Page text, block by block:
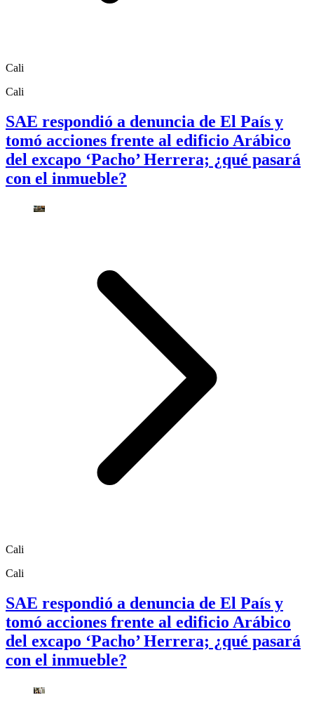
Cali
Cali
SAE respondió a denuncia de El País y
tomó acciones frente al edificio Arábico
del excapo ‘Pacho’ Herrera; ¿qué pasará
con el inmueble?
Cali
Cali
SAE respondió a denuncia de El País y
tomó acciones frente al edificio Arábico
del excapo ‘Pacho’ Herrera; ¿qué pasará
con el inmueble?